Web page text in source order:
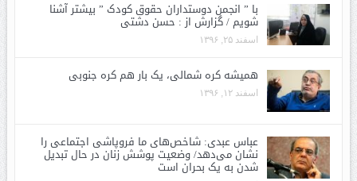
با ” انجمن دوستداران حقوق کودک ” بیشتر آشنا
شویم / گزارش از : حسن دشتی
اسفند ۲۵, ۱۳۹۶
همیشه کره شمالی، یک بار هم کره جنوبی
اسفند ۱۲, ۱۳۹۶
عباس عبدی: شاخص‌های ما فروپاشی اجتماعی را
نشان می‌دهد/ وضعیت پوشش زنان در حال تبدیل
شدن به یک بحران است